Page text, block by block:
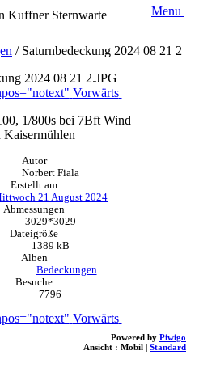
Kuffner Sternwarte Menu
/ Saturnbedeckung 2024 08 21 2
Vorwärts
1/800s bei 7Bft Wind
Kaisermühlen
Autor
Norbert Fiala
Erstellt am
21 August 2024
Abmessungen
3029*3029
Dateigröße
1389 kB
Alben
Bedeckungen
Besuche
7796
Vorwärts
Powered by Piwigo
Ansicht : Mobil | Standard